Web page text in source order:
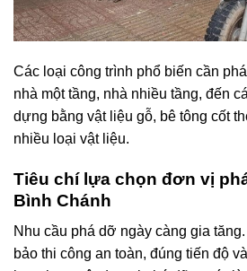
Các loại công trình phổ biến cần
nhà một tầng, nhà nhiều tầng, đến
dựng bằng vật liệu gỗ, bê tông cốt
nhiều loại vật liệu.
Tiêu chí lựa chọn đơn vị
Bình Chánh
Nhu cầu phá dỡ ngày càng gia
bảo thi công an toàn, đúng tiến độ